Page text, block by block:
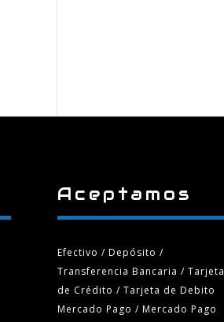
Aceptamos
Efectivo / Depósito /
Transferencia Bancaria/ Tarjeta
de Crédito / Tarjeta de Debito
Mercado Pago / Mercado Pago